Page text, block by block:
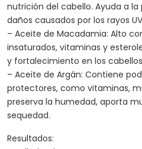
nutrición del cabello. Ayuda a
daños causados por los rayos
– Aceite de Macadamia: Alto
insaturados, vitaminas y
y fortalecimiento en los
– Aceite de Argán: Contiene
protectores, como vitaminas,
preserva la humedad, aporta
sequedad.
Resultados: